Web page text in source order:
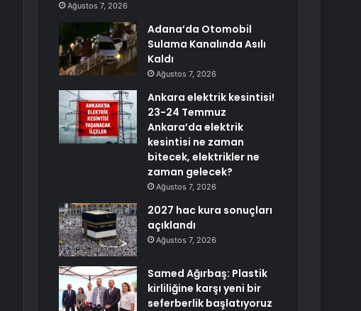
Ağustos 7, 2026
Adana’da Otomobil
Sulama Kanalında Asılı
Kaldı
Ağustos 7, 2026
Ankara elektrik kesintisi!
23-24 Temmuz
Ankara’da elektrik
kesintisi ne zaman
bitecek, elektrikler ne
zaman gelecek?
Ağustos 7, 2026
2027 hac kura sonuçları
açıklandı
Ağustos 7, 2026
Samed Ağırbaş: Plastik
kirliliğine karşı yeni bir
seferberlik başlatıyoruz